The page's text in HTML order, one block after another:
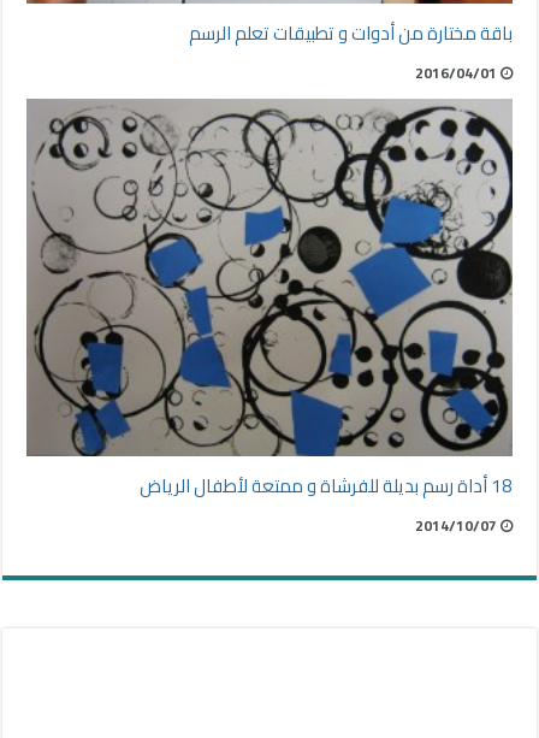
باقة مختارة من أدوات و تطبيقات تعلم الرسم
2016/04/01
18 أداة رسم بديلة للفرشاة و ممتعة لأطفال الرياض
2014/10/07